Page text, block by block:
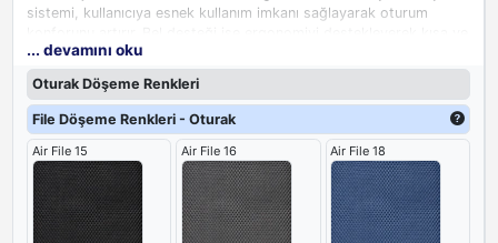
sistemi, kullanıcıya esnek kullanım imkanı sağlayarak oturum
orta süreli kullanımlarda daha dengeli bir oturum deneyimi sunar.
Sade tasdarımı sayesinde farklı ofis dekorasyonlarına kolayca
uyum sağlar.
... devamını oku
Oturak Döşeme Renkleri
File Döşeme Renkleri - Oturak
Air File 15 Air File 16 Air File 18